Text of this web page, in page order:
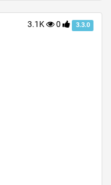
3.1K 0 3.3.0